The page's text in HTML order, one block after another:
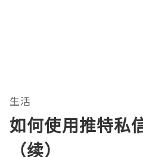
生活
如何使用推特私
（续）